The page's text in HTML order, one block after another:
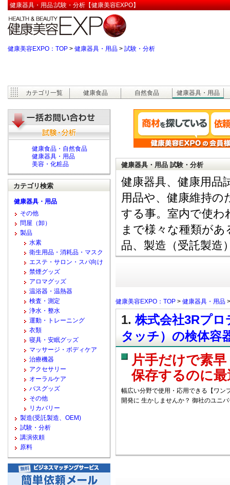
健康器具・用品:試験・分析【健康美容EXPO】
健康美容EXPO：TOP > 健康器具・用品 > 試験・分析
カテゴリ一覧 健康食品 自然食品 健康器具・用品
健康器具・用品 試験・分析
健康器具、健康用品
用品や、健康維持の
する事。室内で使わ
まで様々な種類が
品、製造（受託製造
健康美容EXPO：TOP > 健康器具・用品
1.株式会社3Rプ
タッチ）の検体容
片手だけで素
保存するのに
幅広い分野で使用・応用できる【ワン
開発に 生かしませんか？ 御社のユニ
健康食品・自然食品
健康器具・用品
美容・化粧品
カテゴリ検索
健康器具・用品
その他
問屋（卸）
製品
水素
衛生用品・消耗品・マスク
エステ・サロン・スパ向け
禁煙グッズ
アロマグッズ
温浴器・温熱器
検査・測定
浄水・整水
運動・トレーニング
衣類
寝具・安眠グッズ
マッサージ・ボディケア
治療機器
アクセサリー
オーラルケア
バスグッズ
その他
リカバリー
製造(受託製造、OEM)
試験・分析
講演依頼
原料